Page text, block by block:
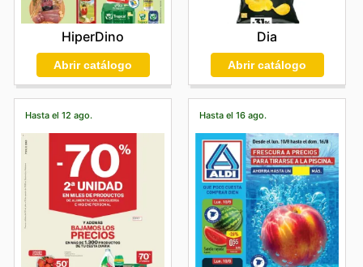
HiperDino
Abrir catálogo
Dia
Abrir catálogo
Hasta el 12 ago. Hasta el 16 ago.